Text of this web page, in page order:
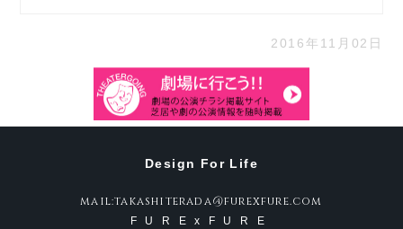
2016年11月02日
Design For Life
mail:takashiterada@furexfure.com
FURExFURE